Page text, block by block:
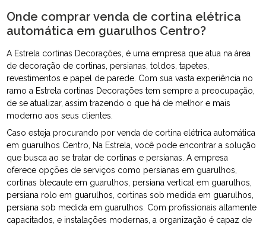
Onde comprar venda de cortina elétrica
automática em guarulhos Centro?
A Estrela cortinas Decorações, é uma empresa que atua na área
de decoração de cortinas, persianas, toldos, tapetes,
revestimentos e papel de parede. Com sua vasta experiência no
ramo a Estrela cortinas Decorações tem sempre a preocupação,
de se atualizar, assim trazendo o que há de melhor e mais
moderno aos seus clientes.
Caso esteja procurando por venda de cortina elétrica automática
em guarulhos Centro, Na Estrela, você pode encontrar a solução
que busca ao se tratar de cortinas e persianas. A empresa
oferece opções de serviços como persianas em guarulhos,
cortinas blecaute em guarulhos, persiana vertical em guarulhos,
persiana rolo em guarulhos, cortinas sob medida em guarulhos,
persiana sob medida em guarulhos. Com profissionais altamente
capacitados, e instalações modernas, a organização é capaz de